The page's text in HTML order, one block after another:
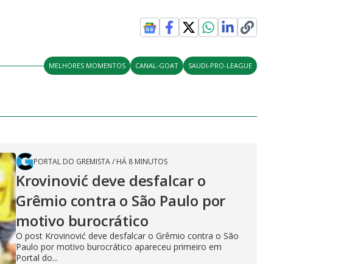
MELHORES MOMENTOS CANAL-GOAT SAUDI-PRO-LEAGUE
PORTAL DO GREMISTA/ HÁ 8 MINUTOS
Krovinović deve desfalcar o
Grêmio contra o São Paulo por
motivo burocrático
O post Krovinović deve desfalcar o Grêmio contra o São
Paulo por motivo burocrático apareceu primeiro em
Portal do...